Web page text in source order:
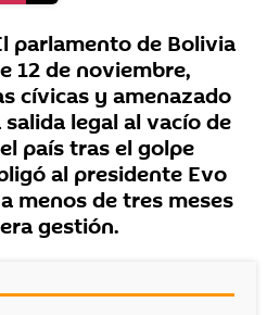
parlamento de Bolivia
12 de noviembre,
cívicas y amenazado
legal al vacío de
país tras el golpe
al presidente Evo
menos de tres meses
gestión.